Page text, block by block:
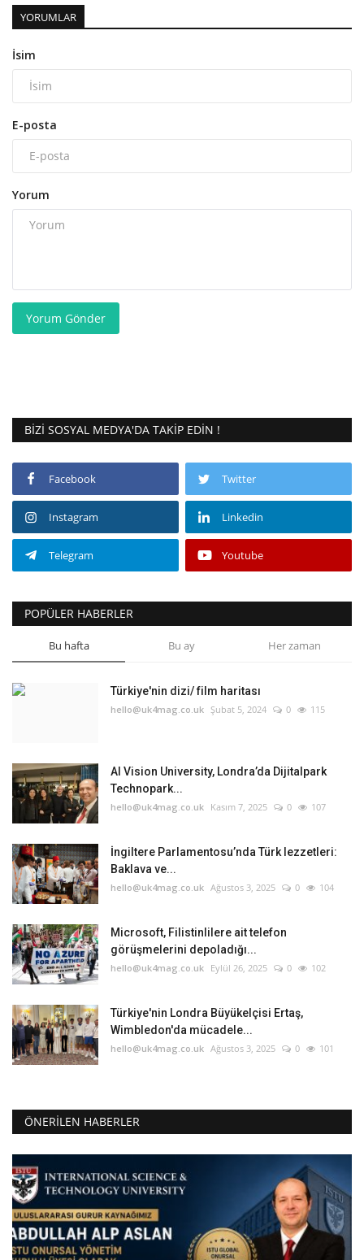
YORUMLAR
İsim
E-posta
Yorum
Yorum Gönder
BIZI SOSYAL MEDYA'DA TAKIP EDIN !
Facebook Twitter
Instagram Linkedin
Telegram Youtube
POPÜLER HABERLER
Bu hafta Bu ay Her zaman
Türkiye'nin dizi/ film haritası
hello@uk4mag.co.uk Şubat 5, 2024 0 115
AI Vision University, Londra’da Dijitalpark
Technopark...
hello@uk4mag.co.uk Kasım 7, 2025 0 107
İngiltere Parlamentosu’nda Türk lezzetleri:
Baklava ve...
hello@uk4mag.co.uk Ağustos 3, 2025 0 104
Microsoft, Filistinlilere ait telefon
görüşmelerini depoladığı...
hello@uk4mag.co.uk Eylül 26, 2025 0 102
Türkiye'nin Londra Büyükelçisi Ertaş,
Wimbledon'da mücadele...
hello@uk4mag.co.uk Ağustos 3, 2025 0 101
ÖNERILEN HABERLER